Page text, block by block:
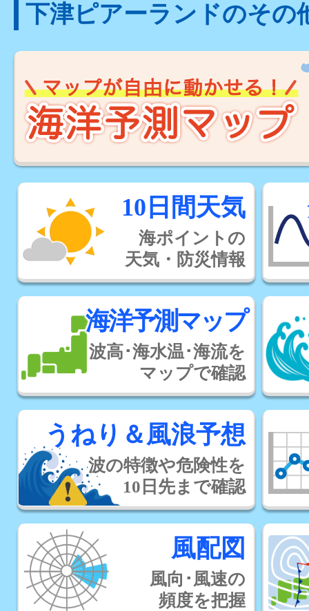
下津ピアーランドのその
10日間天気
海ポイントの
天気・防災情報
海洋予測マップ
波高･海水温･海流を
マップで確認
うねり＆風浪予想
波の特徴や危険性を
10日先まで確認
風配図
風向･風速の
頻度を把握